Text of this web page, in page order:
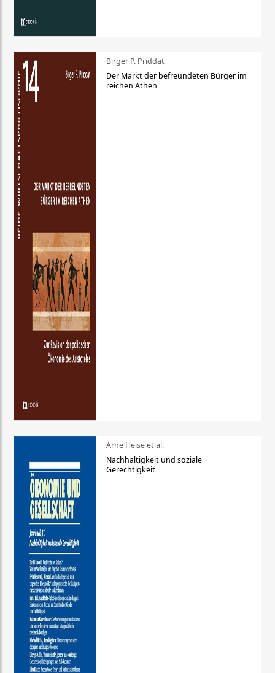
Birger P. Priddat
Der Markt der befreundeten Bürger im
reichen Athen
Arne Heise et al.
Nachhaltigkeit und soziale
Gerechtigkeit